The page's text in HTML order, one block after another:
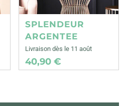
SPLENDEUR
ARGENTEE
Livraison dès le 11 août
40,90 €